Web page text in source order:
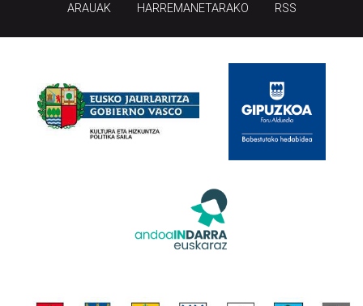
ARAUAK HARREMANETARAKO RSS